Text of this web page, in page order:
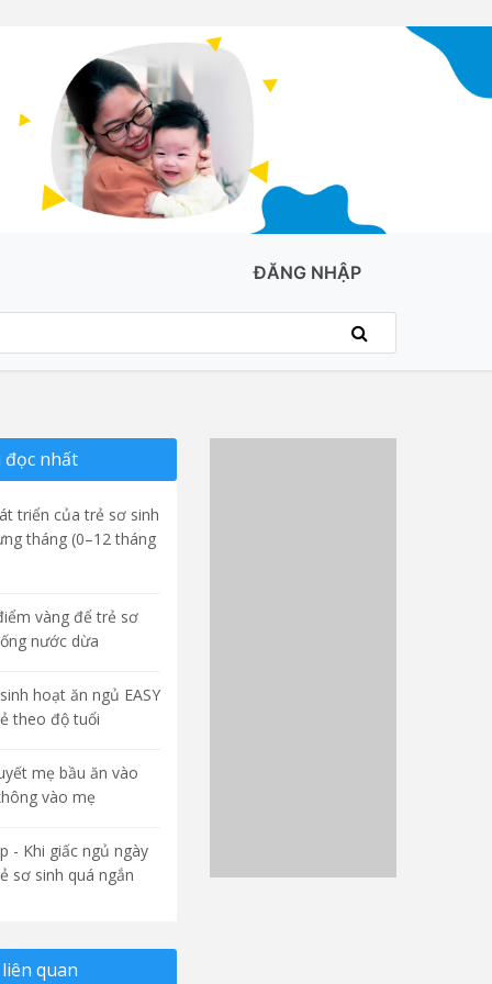
ĐĂNG NHẬP
nhất
triển của trẻ sơ sinh
tháng (0–12 tháng
vàng để trẻ sơ
nước dừa
hoạt ăn ngủ EASY
theo độ tuổi
mẹ bầu ăn vào
vào mẹ
- Khi giấc ngủ ngày
sơ sinh quá ngắn
quan